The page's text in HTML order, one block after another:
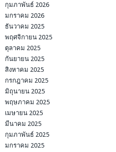
กุมภาพันธ์ 2026
มกราคม 2026
ธันวาคม 2025
พฤศจิกายน 2025
ตุลาคม 2025
กันยายน 2025
สิงหาคม 2025
กรกฎาคม 2025
มิถุนายน 2025
พฤษภาคม 2025
เมษายน 2025
มีนาคม 2025
กุมภาพันธ์ 2025
มกราคม 2025